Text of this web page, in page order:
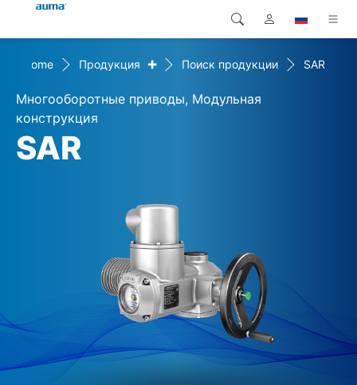
Продукция
Решения
Загрузки
Global
Европа
Азия и Тихий океан
Северная Америка
Поиск
Home Продукция + Поиск продукции SAR
Многооборотные приводы, Модульная
конструкция
SAR